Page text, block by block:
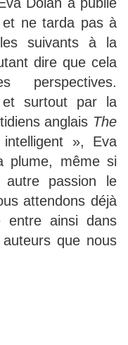
ne tarda pas à
suivants à la
dire que cela
et surtout par la
anglais The
», Eva
plume, même si
passion le
attendons déjà
entre ainsi dans
que nous